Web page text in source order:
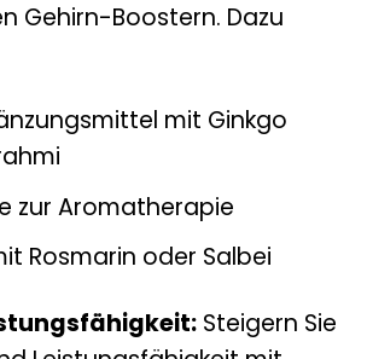
Gehirn-Boostern. Dazu
mit Ginkgo
zur Aromatherapie
Rosmarin oder Salbei
Steigern Sie